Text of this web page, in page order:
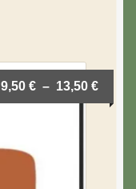
9,50€ – 13,50€